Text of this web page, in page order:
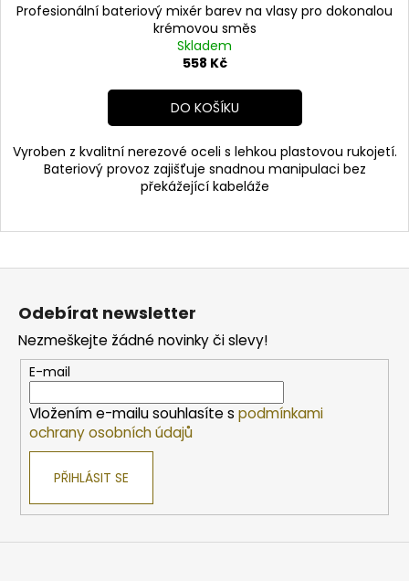
Profesionální bateriový mixér barev na vlasy pro dokonalou
krémovou směs
Skladem
558 Kč
DO KOŠÍKU
Vyroben z kvalitní nerezové oceli s lehkou plastovou rukojetí.
Bateriový provoz zajišťuje snadnou manipulaci bez
překážející kabeláže
Z
Odebírat newsletter
Nezmeškejte žádné novinky či slevy!
E-mail
Vložením e-mailu souhlasíte s podmínkami
ochrany osobních údajů
PŘIHLÁSIT SE